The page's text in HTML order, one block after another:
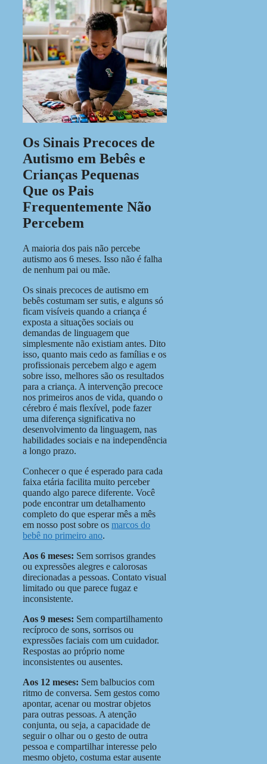
Os Sinais Precoces de
Autismo em Bebês e
Crianças Pequenas
Que os Pais
Frequentemente Não
Percebem
A maioria dos pais não percebe
autismo aos 6 meses. Isso não é falha
de nenhum pai ou mãe.
Os sinais precoces de autismo em
bebês costumam ser sutis, e alguns só
ficam visíveis quando a criança é
exposta a situações sociais ou
demandas de linguagem que
simplesmente não existiam antes. Dito
isso, quanto mais cedo as famílias e os
profissionais percebem algo e agem
sobre isso, melhores são os resultados
para a criança. A intervenção precoce
nos primeiros anos de vida, quando o
cérebro é mais flexível, pode fazer
uma diferença significativa no
desenvolvimento da linguagem, nas
habilidades sociais e na independência
a longo prazo.
Conhecer o que é esperado para cada
faixa etária facilita muito perceber
quando algo parece diferente. Você
pode encontrar um detalhamento
completo do que esperar mês a mês
em nosso post sobre os marcos do
bebê no primeiro ano.
Aos 6 meses: Sem sorrisos grandes
ou expressões alegres e calorosas
direcionadas a pessoas. Contato visual
limitado ou que parece fugaz e
inconsistente.
Aos 9 meses: Sem compartilhamento
recíproco de sons, sorrisos ou
expressões faciais com um cuidador.
Respostas ao próprio nome
inconsistentes ou ausentes.
Aos 12 meses: Sem balbucios com
ritmo de conversa. Sem gestos como
apontar, acenar ou mostrar objetos
para outras pessoas. A atenção
conjunta, ou seja, a capacidade de
seguir o olhar ou o gesto de outra
pessoa e compartilhar interesse pelo
mesmo objeto, costuma estar ausente